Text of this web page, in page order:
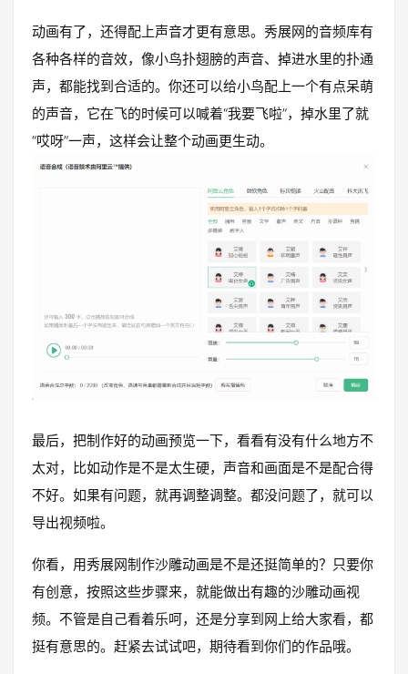
动画有了，还得配上声音才更有意思。秀展网的音频库有
各种各样的音效，像小鸟扑翅膀的声音、掉进水里的扑通
声，都能找到合适的。你还可以给小鸟配上一个有点呆萌
的声音，它在飞的时候可以喊着“我要飞啦”，掉水里了就
“哎呀”一声，这样会让整个动画更生动。
最后，把制作好的动画预览一下，看看有没有什么地方不
太对，比如动作是不是太生硬，声音和画面是不是配合得
不好。如果有问题，就再调整调整。都没问题了，就可以
导出视频啦。
你看，用秀展网制作沙雕动画是不是还挺简单的？只要你
有创意，按照这些步骤来，就能做出有趣的沙雕动画视
频。不管是自己看着乐呵，还是分享到网上给大家看，都
挺有意思的。赶紧去试试吧，期待看到你们的作品哦。